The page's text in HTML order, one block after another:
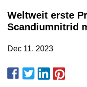
Weltweit erste
Scandiumnitrid
Dec 11, 2023